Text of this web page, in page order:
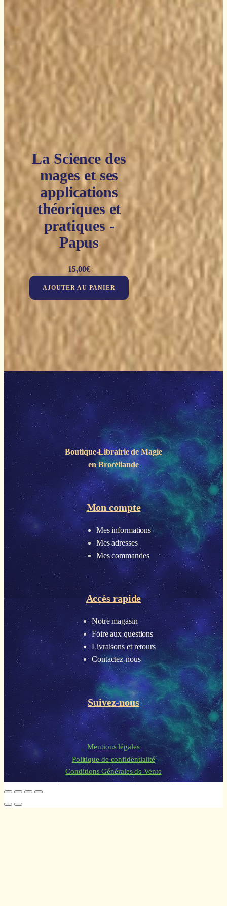
La Science des
mages et ses
applications
théoriques et
pratiques -
Papus
15,00€
AJOUTER AU PANIER
Boutique-Librairie deMagie
en Brocéliande
Mon compte
Mes informations
Mes adresses
Mes commandes
Accès rapide
Notre magasin
Foire aux questions
Livraisons et retours
Contactez-nous
Suivez-nous
Mentions légales
Politique de confidentialité
Conditions Générales de Vente